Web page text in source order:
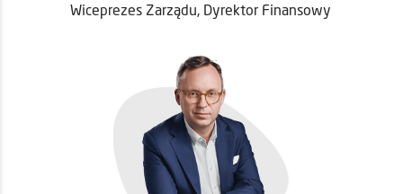
Wiceprezes Zarządu, Dyrektor Finansowy